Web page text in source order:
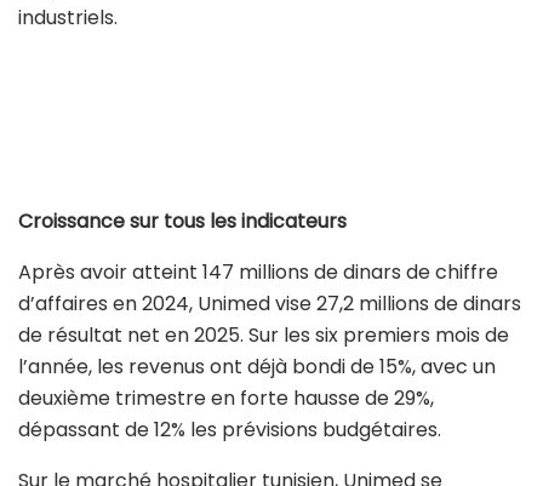
industriels.
Croissance sur tous les indicateurs
Après avoir atteint 147 millions de dinars de chiffre
d’affaires en 2024, Unimed vise 27,2 millions de dinars
de résultat net en 2025. Sur les six premiers mois de
l’année, les revenus ont déjà bondi de 15%, avec un
deuxième trimestre en forte hausse de 29%,
dépassant de 12% les prévisions budgétaires.
Sur le marché hospitalier tunisien, Unimed se